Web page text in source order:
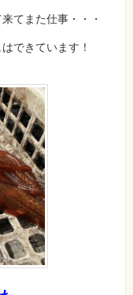
てまた仕事・・・
できています！